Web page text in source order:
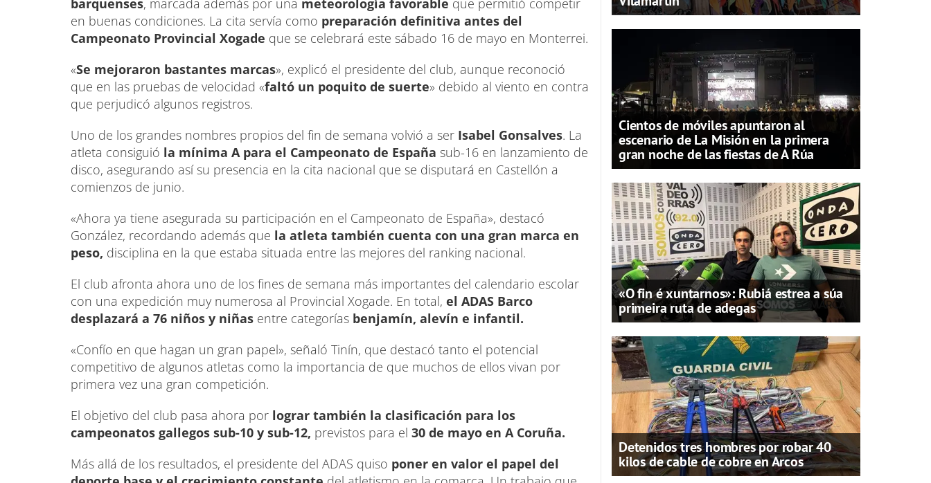
barquenses, marcada además por una meteorología favorable que permitió competir
en buenas condiciones. La cita servía como preparación definitiva antes del
Campeonato Provincial Xogade que se celebrará este sábado 16 de mayo en Monterrei.
«Se mejoraron bastantes marcas», explicó el presidente del club, aunque reconoció
que en las pruebas de velocidad «faltó un poquito de suerte» debido al viento en contra
que perjudicó algunos registros.
Uno de los grandes nombres propios del fin de semana volvió a ser Isabel Gonsalves. La
atleta consiguió la mínima A para el Campeonato de España sub-16 en lanzamiento de
disco, asegurando así su presencia en la cita nacional que se disputará en Castellón a
comienzos de junio.
«Ahora ya tiene asegurada su participación en el Campeonato de España», destacó
González, recordando además que la atleta también cuenta con una gran marca en
peso, disciplina en la que estaba situada entre las mejores del ranking nacional.
El club afronta ahora uno de los fines de semana más importantes del calendario escolar
con una expedición muy numerosa al Provincial Xogade. En total, el ADAS Barco
desplazará a 76 niños y niñas entre categorías benjamín, alevín e infantil.
«Confío en que hagan un gran papel», señaló Tinín, que destacó tanto el potencial
competitivo de algunos atletas como la importancia de que muchos de ellos vivan por
primera vez una gran competición.
El objetivo del club pasa ahora por lograr también la clasificación para los
campeonatos gallegos sub-10 y sub-12, previstos para el 30 de mayo en A Coruña.
Más allá de los resultados, el presidente del ADAS quiso poner en valor el papel del
Cientos de móviles apuntaron al
escenario de La Misión en la primera
gran noche de las fiestas de A Rúa
«O fin é xuntarnos»: Rubiá estrea a súa
primeira ruta de adegas
Detenidos tres hombres por robar 40
kilos de cable de cobre en Arcos